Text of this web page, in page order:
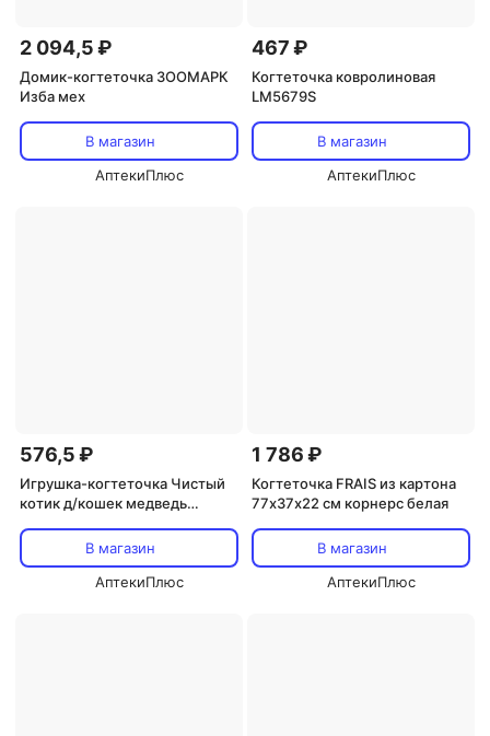
2 094,5 ₽
Домик-когтеточка ЗООМАРК
Изба мех
В магазин
АптекиПлюс
467 ₽
Когтеточка ковролиновая
LM5679S
В магазин
АптекиПлюс
576,5 ₽
Игрушка-когтеточка Чистый
котик д/кошек медведь
В магазин
АптекиПлюс
1 786 ₽
Когтеточка FRAIS из картона
77х37х22 см корнерс белая
В магазин
АптекиПлюс